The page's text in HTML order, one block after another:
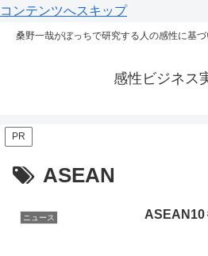
コンテンツへスキップ
桑野一哉がぼっちで研究する人の感性に基
感性ビジネス
PR
ASEAN
ニュース ASEAN10